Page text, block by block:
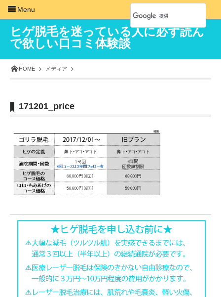
ヒゲ脱毛を迷っている人に必ず読ん
で欲しい口コミ体験談
HOME メディア
171201_price
Menu